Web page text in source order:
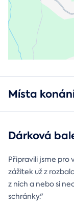
Místa
Dárková
Připravili jsme pro
zážitek už z
z nich a nebo si
schránky."